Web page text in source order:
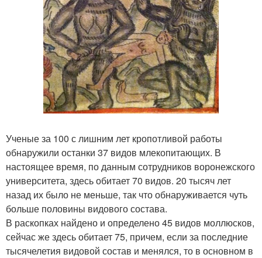
Ученые за 100 с лишним лет кропотливой работы
обнаружили останки 37 видов млекопитающих. В
настоящее время, по данным сотрудников воронежского
университета, здесь обитает 70 видов. 20 тысяч лет
назад их было не меньше, так что обнаруживается чуть
больше половины видового состава.
В раскопках найдено и определено 45 видов моллюсков,
сейчас же здесь обитает 75, причем, если за последние
тысячелетия видовой состав и менялся, то в основном в